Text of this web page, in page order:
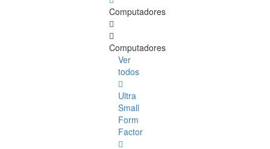
Computadores
Computadores
Ver
todos
Ultra
Small
Form
Factor